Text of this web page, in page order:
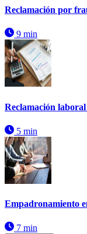
Reclamación por
9 min
Reclamación
5 min
Empadronamiento
7 min